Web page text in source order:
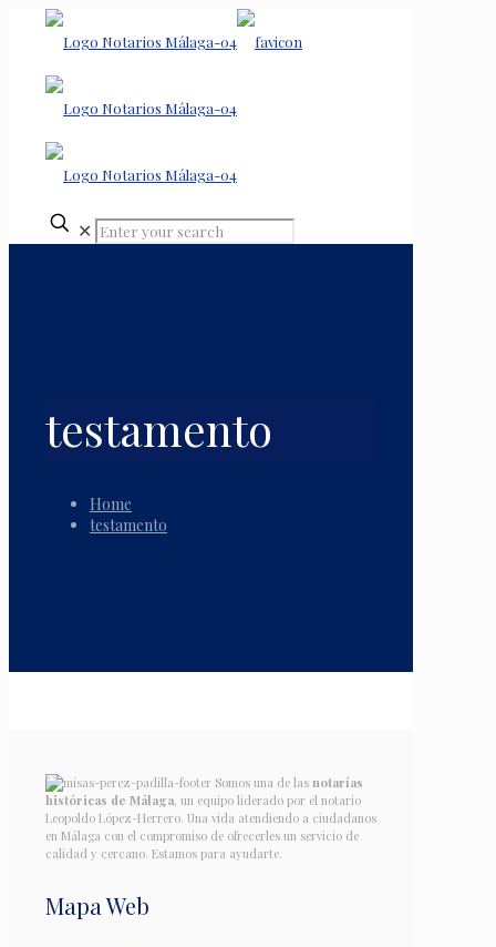
✕
testamento
Home
testamento
Somos una de las notarías
históricas de Málaga, un equipo liderado por el notario
Leopoldo López-Herrero. Una vida atendiendo a ciudadanos
en Málaga con el compromiso de ofrecerles un servicio de
calidad y cercano. Estamos para ayudarte.
Mapa Web